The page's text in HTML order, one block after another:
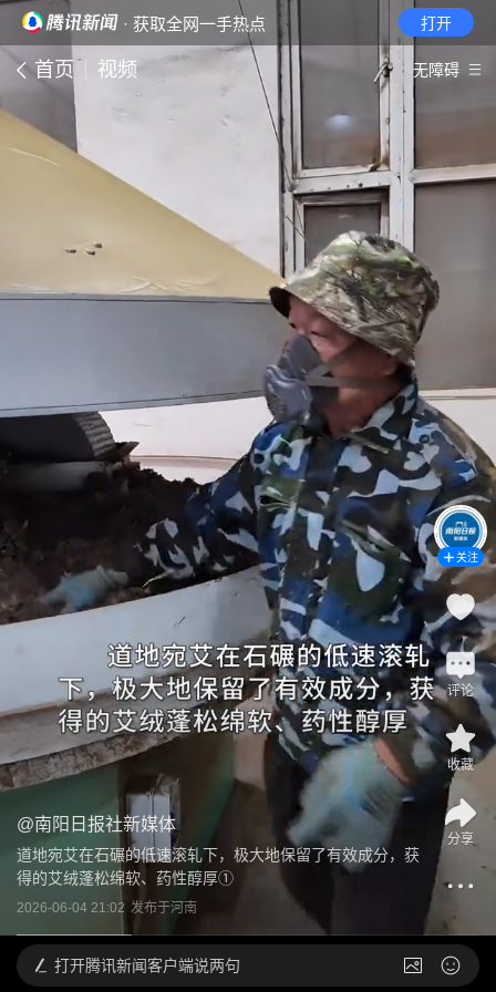
· 获取全网一手热点 打开
首页 视频 无障碍
@南阳日报社新媒体
道地宛艾在石碾的低速滚轧下，极大地保留了有效成分，获
得的艾绒蓬松绵软、药性醇厚①
2026-06-04 21:02 发布于河南
关注
评论
收藏
分享
打开腾讯新闻客户端说两句